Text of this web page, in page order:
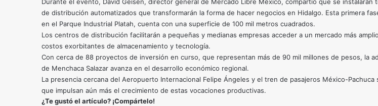
Durante el evento, David Geisen, director general de Mercado Libre México, compartió que se instalarán
de distribución automatizados que transformarán la forma de hacer negocios en Hidalgo. Esta primera
en el Parque Industrial Platah, cuenta con una superficie de 100 mil metros cuadrados.
Los centros de distribución facilitarán a pequeñas y medianas empresas acceder a un mercado más
costos exorbitantes de almacenamiento y tecnología.
Con cerca de 88 proyectos de inversión en curso, que representan más de 90 mil millones de pesos, la
de Menchaca Salazar avanza en el desarrollo económico regional.
La presencia cercana del Aeropuerto Internacional Felipe Ángeles y el tren de pasajeros México-Pachuca
que impulsan aún más el crecimiento de estas vocaciones productivas.
¿Te gustó el artículo? ¡Compártelo!